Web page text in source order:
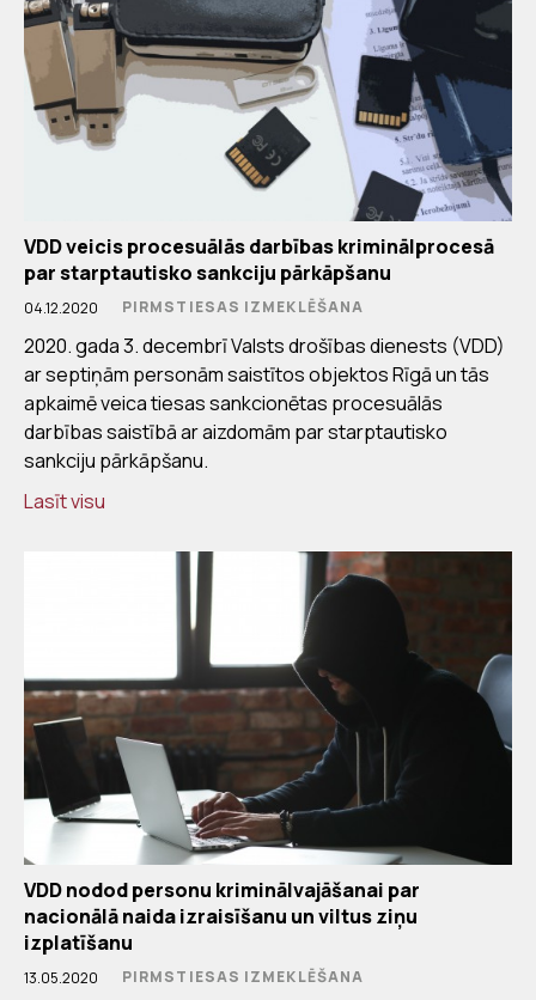
VDD veicis procesuālās darbības kriminālprocesā
par starptautisko sankciju pārkāpšanu
04.12.2020 PIRMSTIESAS IZMEKLĒŠANA
2020. gada 3. decembrī Valsts drošības dienests (VDD)
ar septiņām personām saistītos objektos Rīgā un tās
apkaimē veica tiesas sankcionētas procesuālās
darbības saistībā ar aizdomām par starptautisko
sankciju pārkāpšanu.
Lasīt visu
VDD nodod personu kriminālvajāšanai par
nacionālā naida izraisīšanu un viltus ziņu
izplatīšanu
13.05.2020 PIRMSTIESAS IZMEKLĒŠANA